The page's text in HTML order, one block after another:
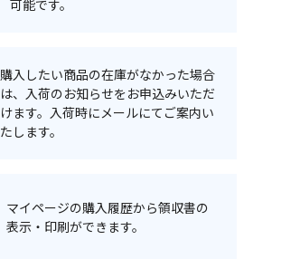
可能です。
購入したい商品の在庫がなかった場合
は、入荷のお知らせをお申込みいただ
けます。入荷時にメールにてご案内い
たします。
マイページの購入履歴から領収書の
表示・印刷ができます。